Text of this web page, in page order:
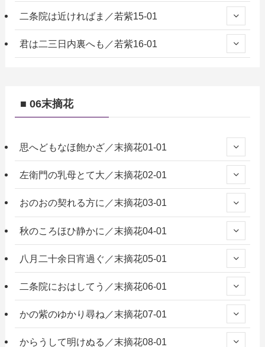
二条院は近ければま／若紫15-01
君は二三日内裏へも／若紫16-01
■ 06末摘花
思へどもなほ飽かざ／末摘花01-01
左衛門の乳母とて大／末摘花02-01
おのおの契れる方に／末摘花03-01
秋のころほひ静かに／末摘花04-01
八月二十余日宵過ぐ／末摘花05-01
二条院におはしてう／末摘花06-01
かの紫のゆかり尋ね／末摘花07-01
からうして明けぬる／末摘花08-01